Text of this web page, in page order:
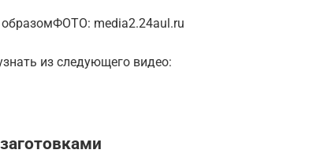
media2.24aul.ru
из следующего видео: